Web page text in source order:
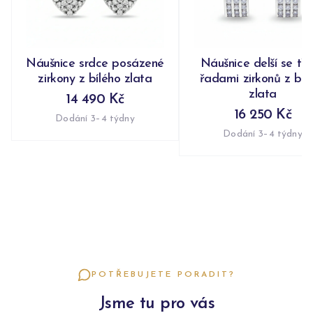
Náušnice srdce posázené
zirkony z bílého zlata
14 490 Kč
Dodání 3–4 týdny
Náušnice delší se
řadami zirkonů z
zlata
16 250 Kč
Dodání 3–4 týdny
POTŘEBUJETE PORADIT?
Jsme tu pro vás